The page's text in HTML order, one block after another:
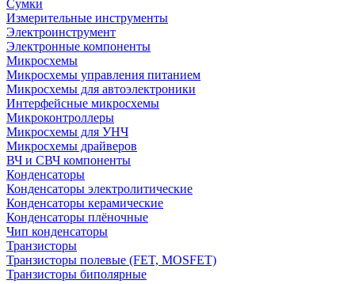
Сумки
Измерительные инструменты
Электроинструмент
Электронные компоненты
Микросхемы
Микросхемы управления питанием
Микросхемы для автоэлектроники
Интерфейсные микросхемы
Микроконтроллеры
Микросхемы для УНЧ
Микросхемы драйверов
ВЧ и СВЧ компоненты
Конденсаторы
Конденсаторы электролитические
Конденсаторы керамические
Конденсаторы плёночные
Чип конденсаторы
Транзисторы
Транзисторы полевые (FET, MOSFET)
Транзисторы биполярные